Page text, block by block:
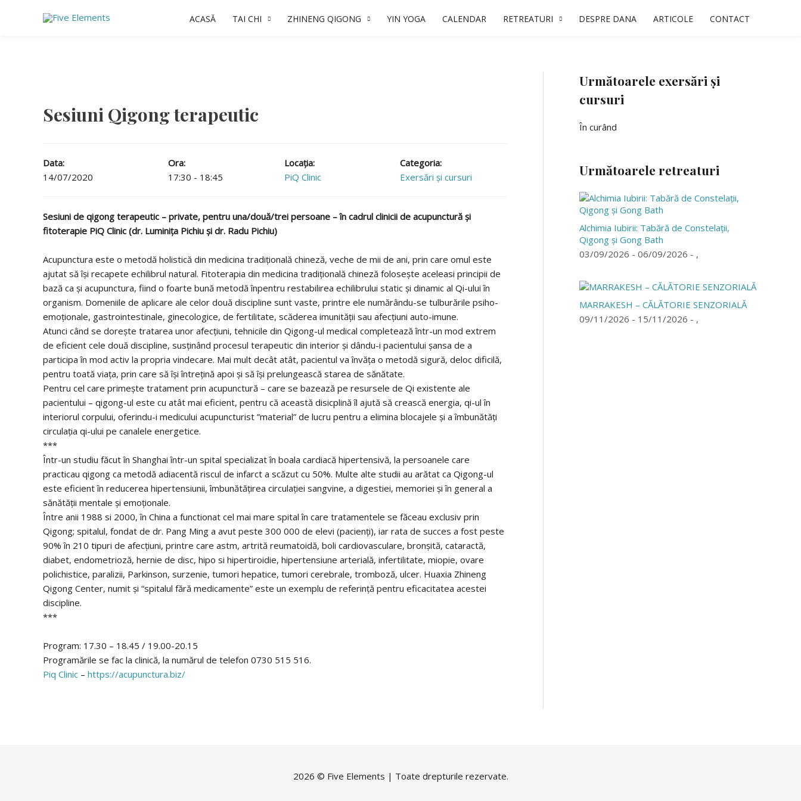
ACASĂ TAI CHI ZHINENG QIGONG YIN YOGA CALENDAR RETREATURI DESPRE DANA ARTICOLE CONTACT
Sesiuni Qigong terapeutic
Data:
14/07/2020
Ora:
17:30 - 18:45
Locaţia:
PiQ Clinic
Categoria:
Exersări și cursuri
Sesiuni de qigong terapeutic – private, pentru una/două/trei persoane – în cadrul clinicii de acupunctură și
fitoterapie PiQ Clinic (dr. Luminița Pichiu și dr. Radu Pichiu)
Acupunctura este o metodă holistică din medicina tradițională chineză, veche de mii de ani, prin care omul este
ajutat să își recapete echilibrul natural. Fitoterapia din medicina tradițională chineză folosește aceleasi principii de
bază ca și acupunctura, fiind o foarte bună metodă înpentru restabilirea echilibrului static și dinamic al Qi-ului în
organism. Domeniile de aplicare ale celor două discipline sunt vaste, printre ele numărându-se tulburările psiho-
emoționale, gastrointestinale, ginecologice, de fertilitate, scăderea imunității sau afecțiuni auto-imune.
Atunci când se dorește tratarea unor afecțiuni, tehnicile din Qigong-ul medical completează într-un mod extrem
de eficient cele două discipline, susținând procesul terapeutic din interior și dându-i pacientului șansa de a
participa în mod activ la propria vindecare. Mai mult decât atât, pacientul va învăța o metodă sigură, deloc dificilă,
pentru toată viața, prin care să își întrețină apoi și să își prelungească starea de sănătate.
Pentru cel care primește tratament prin acupunctură – care se bazează pe resursele de Qi existente ale
pacientului – qigong-ul este cu atât mai eficient, pentru că această disicplină îl ajută să crească energia, qi-ul în
interiorul corpului, oferindu-i medicului acupuncturist ”material” de lucru pentru a elimina blocajele și a îmbunătăți
circulația qi-ului pe canalele energetice.
***
Într-un studiu făcut în Shanghai într-un spital specializat în boala cardiacă hipertensivă, la persoanele care
practicau qigong ca metodă adiacentă riscul de infarct a scăzut cu 50%. Multe alte studii au arătat ca Qigong-ul
este eficient în reducerea hipertensiunii, îmbunătățirea circulației sangvine, a digestiei, memoriei și în general a
sănătății mentale și emoționale.
Între anii 1988 si 2000, în China a functionat cel mai mare spital în care tratamentele se făceau exclusiv prin
Qigong; spitalul, fondat de dr. Pang Ming a avut peste 300 000 de elevi (pacienți), iar rata de succes a fost peste
90% în 210 tipuri de afecțiuni, printre care astm, artrită reumatoidă, boli cardiovasculare, bronșită, cataractă,
diabet, endometrioză, hernie de disc, hipo si hipertiroidie, hipertensiune arterială, infertilitate, miopie, ovare
polichistice, paralizii, Parkinson, surzenie, tumori hepatice, tumori cerebrale, tromboză, ulcer. Huaxia Zhineng
Qigong Center, numit și “spitalul fără medicamente” este un exemplu de referință pentru eficacitatea acestei
discipline.
***
Program: 17.30 – 18.45 / 19.00-20.15
Programările se fac la clinică, la numărul de telefon 0730 515 516.
Piq Clinic – https://acupunctura.biz/
Următoarele exersări și
cursuri
În curând
Următoarele retreaturi
Alchimia Iubirii: Tabără de Constelații,
Qigong și Gong Bath
03/09/2026 - 06/09/2026 - ,
MARRAKESH – CĂLĂTORIE SENZORIALĂ
09/11/2026 - 15/11/2026 - ,
2026 © Five Elements | Toate drepturile rezervate.